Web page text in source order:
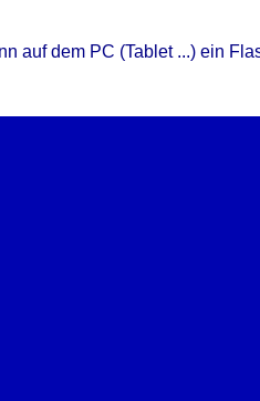
auf dem PC (Tablet ...) ein